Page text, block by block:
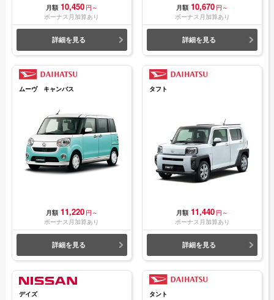
月額 10,450 円～
ボーナス月加算あり
詳細を見る
月額 10,670 円～
ボーナス月加算あり
詳細を見る
ムーヴ キャンバス
月額 11,220 円～
ボーナス月加算あり
詳細を見る
タフト
月額 11,440 円～
ボーナス月加算あり
詳細を見る
デイズ タント